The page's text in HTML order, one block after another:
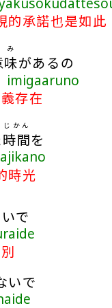
的承諾也是如此
味
み
があるの
存在
時間
じかん
を
時光
で
いで